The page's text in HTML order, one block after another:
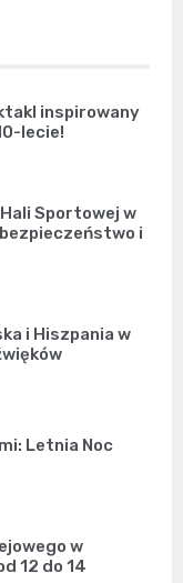
inspirowany
lecie!
Sportowej w
i
i Hiszpania w
Letnia Noc
w
12 do 14